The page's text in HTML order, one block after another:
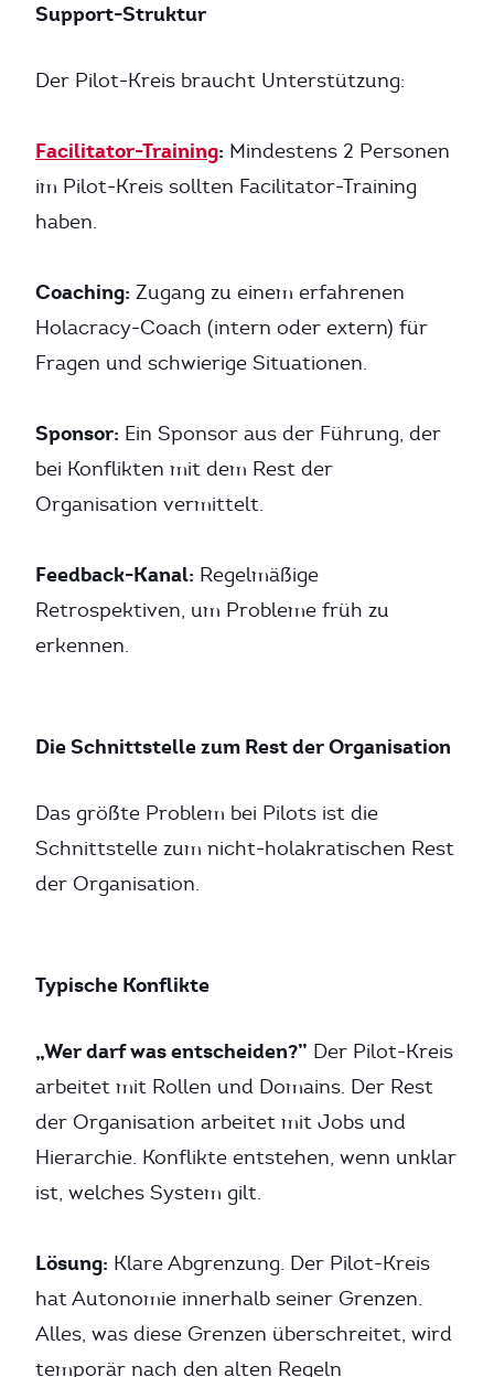
Support-Struktur
Der Pilot-Kreis braucht Unterstützung:
Facilitator-Training: Mindestens 2 Personen
im Pilot-Kreis sollten Facilitator-Training
haben.
Coaching: Zugang zu einem erfahrenen
Holacracy-Coach (intern oder extern) für
Fragen und schwierige Situationen.
Sponsor: Ein Sponsor aus der Führung, der
bei Konflikten mit dem Rest der
Organisation vermittelt.
Feedback-Kanal: Regelmäßige
Retrospektiven, um Probleme früh zu
erkennen.
Die Schnittstelle zum Rest der Organisation
Das größte Problem bei Pilots ist die
Schnittstelle zum nicht-holakratischen Rest
der Organisation.
Typische Konflikte
„Wer darf was entscheiden?” Der Pilot-Kreis
arbeitet mit Rollen und Domains. Der Rest
der Organisation arbeitet mit Jobs und
Hierarchie. Konflikte entstehen, wenn unklar
ist, welches System gilt.
Lösung: Klare Abgrenzung. Der Pilot-Kreis
hat Autonomie innerhalb seiner Grenzen.
Alles, was diese Grenzen überschreitet, wird
temporär nach den alten Regeln